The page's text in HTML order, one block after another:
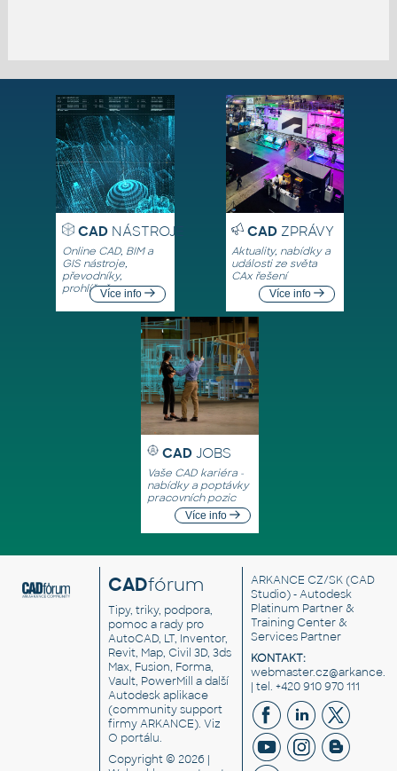
CADNÁSTROJE
Online CAD, BIM a
GIS nástroje,
převodníky,
prohlížečeVíce info
CADZPRÁVY
Aktuality, nabídky a
události ze světa
CAx řešení
Více info
CAD JOBS
Vaše CAD kariéra -
nabídky a poptávky
pracovních pozic
Více info
CADfórum
Tipy, triky, podpora,
pomoc a rady pro
AutoCAD, LT, Inventor,
Revit, Map, Civil 3D, 3ds
Max, Fusion, Forma,
Vault, PowerMill a další
Autodesk aplikace
(community support
firmy ARKANCE). Viz
O portálu.
Copyright © 2026 |
ARKANCE CZ/SK(CAD
Studio) - Autodesk
Platinum Partner &
Training Center &
Services Partner
KONTAKT:
| tel. +420 910 970 111